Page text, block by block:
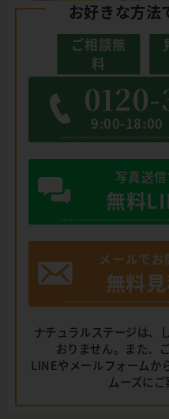
お好きな方法
9:00-18:00
写真送
無料
メールで
無料
ご相談無
料
ナチュラルステージは、
おりません。また、
LINEやメールフォームか
ムーズにご